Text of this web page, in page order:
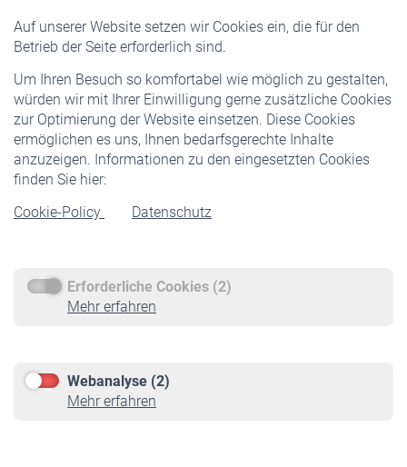
Auf unserer Website setzen wir Cookies ein, die für den
Betrieb der Seite erforderlich sind.
Um Ihren Besuch so komfortabel wie möglich zu gestalten,
würden wir mit Ihrer Einwilligung gerne zusätzliche Cookies
zur Optimierung der Website einsetzen. Diese Cookies
ermöglichen es uns, Ihnen bedarfsgerechte Inhalte
anzuzeigen. Informationen zu den eingesetzten Cookies
finden Sie hier:
Cookie-Policy
Datenschutz
Erforderliche Cookies (2)
Mehr erfahren
Webanalyse (2)
Mehr erfahren
Pflichtversicherung
Staatliche Förderung
Veranstaltungen
Rentner
Rentenbeginn
Rente beantragen
Service
Informationen
Online-Rechner
VBLnewsletter